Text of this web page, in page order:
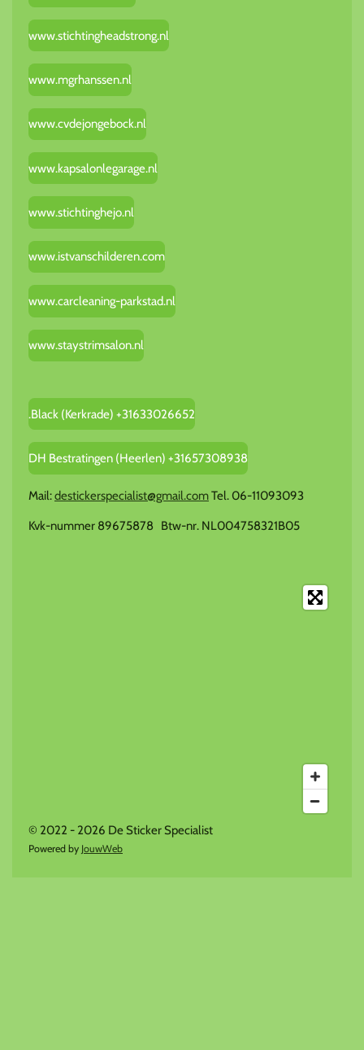
www.stichtingheadstrong.nl
www.mgrhanssen.nl
www.cvdejongebock.nl
www.kapsalonlegarage.nl
www.stichtinghejo.nl
www.istvanschilderen.com
www.carcleaning-parkstad.nl
www.staystrimsalon.nl
.Black (Kerkrade) +31633026652
DH Bestratingen (Heerlen) +31657308938
Mail:destickerspecialist@gmail.comTel. 06-11093093
Kvk-nummer 89675878 Btw-nr. NL004758321B05
© 2022 - 2026 De Sticker Specialist
Powered by JouwWeb